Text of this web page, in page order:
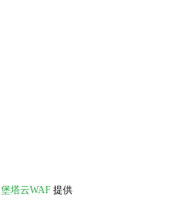
堡塔云WAF 提供